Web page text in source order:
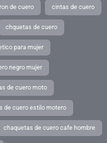
de cuero cintas de cuero
chquetas de cuero
para mujer
negro mujer
de cuero moto
de cuero estilo motero
chaquetas de cuero cafe hombre